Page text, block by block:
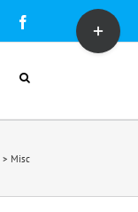
Facebook
> Misc
Toggle
Sliding
Bar